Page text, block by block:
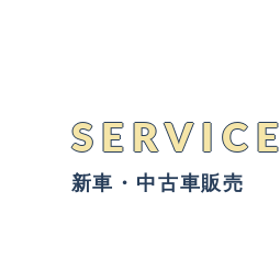
SERVICE
新車・中古車販売